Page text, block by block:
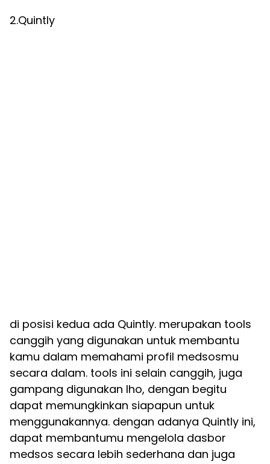
2.Quintly
di posisi kedua ada Quintly. merupakan tools
canggih yang digunakan untuk membantu
kamu dalam memahami profil medsosmu
secara dalam. tools ini selain canggih, juga
gampang digunakan lho, dengan begitu
dapat memungkinkan siapapun untuk
menggunakannya. dengan adanya Quintly ini,
dapat membantumu mengelola dasbor
medsos secara lebih sederhana dan juga